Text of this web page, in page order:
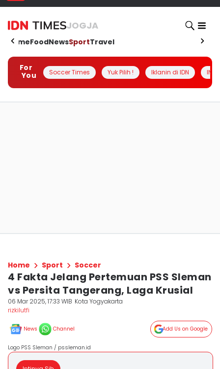
JOGJA
HomeFoodNewsSportTravel
For
You
Soccer Times Yuk Pilih ! Iklanin di IDN
Home Sport Soccer
4 Fakta Jelang Pertemuan PSS Sleman
vs Persita Tangerang, Laga Krusial
06 Mar 2025, 17:33 WIB Kota Yogyakarta
rizkilutfi
News Channel Add Us on Google
Logo PSS Sleman / pssleman.id